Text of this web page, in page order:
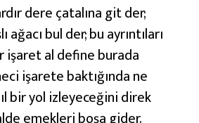
dere çatalına git der;
ağacı bul der; bu ayrıntıları
işaret al define burada
işarete baktığında ne
bir yol izleyeceğini direk